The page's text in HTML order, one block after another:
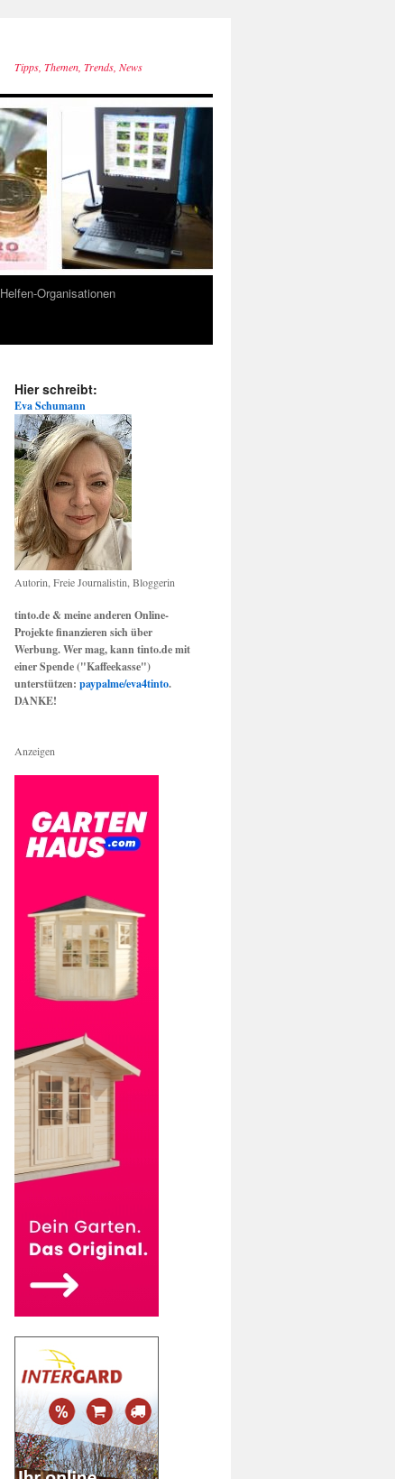
Tipps, Themen, Trends, News
Helfen-Organisationen
Hier schreibt:
Eva Schumann
Autorin, Freie Journalistin, Bloggerin
tinto.de & meine anderen Online-
Projekte finanzieren sich über
Werbung. Wer mag, kann tinto.de mit
einer Spende ("Kaffeekasse")
unterstützen: paypalme/eva4tinto.
DANKE!
Anzeigen